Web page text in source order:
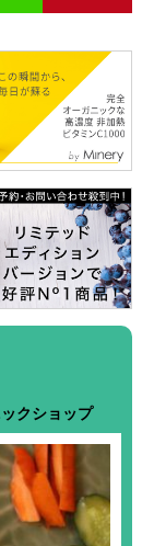
クショップ